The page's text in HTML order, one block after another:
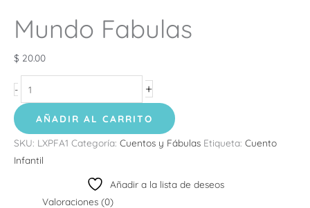
Mundo Fabulas
$ 20.00
- +
AÑADIR AL CARRITO
SKU: LXPFA1 Categoría: Cuentos y Fábulas Etiqueta: Cuento
Infantil
Añadir a la lista de deseos
Valoraciones (0)